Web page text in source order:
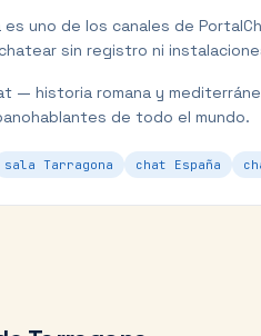
es uno de los canales de
sin registro ni
— historia romana y
de todo el mundo.
sala Tarragona chat España